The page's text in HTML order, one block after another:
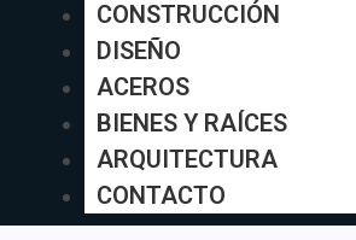
CONSTRUCCIÓN
DISEÑO
ACEROS
BIENES Y RAÍCES
ARQUITECTURA
CONTACTO